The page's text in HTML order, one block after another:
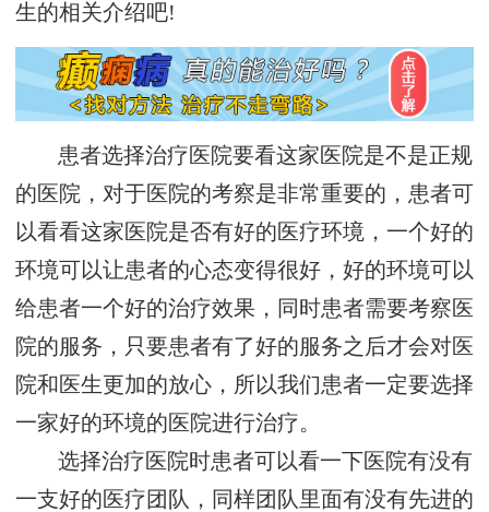
生的相关介绍吧!
患者选择治疗医院要看这家医院是不是正规
的医院，对于医院的考察是非常重要的，患者可
以看看这家医院是否有好的医疗环境，一个好的
环境可以让患者的心态变得很好，好的环境可以
给患者一个好的治疗效果，同时患者需要考察医
院的服务，只要患者有了好的服务之后才会对医
院和医生更加的放心，所以我们患者一定要选择
一家好的环境的医院进行治疗。
选择治疗医院时患者可以看一下医院有没有
一支好的医疗团队，同样团队里面有没有先进的